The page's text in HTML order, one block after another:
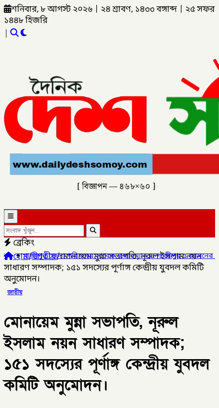
শনিবার, ৮ আগস্ট ২০২৬ ২৪ শ্রাবণ, ১৪৩৩ বঙ্গাব্দ
২৫ সফর
১৪৪৮ হিজরি
|
[ বিজ্ঞাপন — ৪৬৮×৬০ ]
ব্রেকিং
জেলা পরিষদের সাবেক চেয়ারম্যান ও গাজীপুর ৫ আসনের সাবেক সংসদ
হোম/জাতীয়/মোনায়েম মুন্না সভাপতি, নূরুল ইসলাম নয়ন
সাধারণ সম্পাদক; ১৫১ সদস্যের পূর্ণাঙ্গ কেন্দ্রীয় যুবদল কমিটি
অনুমোদন।
জাতীয়
মোনায়েম মুন্না সভাপতি, নূরুল
ইসলাম নয়ন সাধারণ সম্পাদক;
১৫১ সদস্যের পূর্ণাঙ্গ কেন্দ্রীয় যুবদল
কমিটি অনুমোদন।